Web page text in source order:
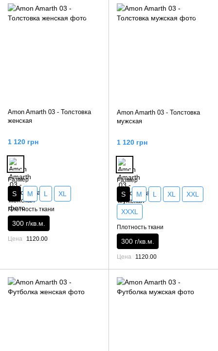
Amon Amarth 03 - Толстовка
женская
1 120 грн
Размер
S M L XL
Плотность ткани
300 г/кв.м.
Цена 1120.00
Amon Amarth 03 - Толстовка
мужская
1 120 грн
Размер
S M L XL XXL
XXXL
Плотность ткани
300 г/кв.м.
Цена 1120.00